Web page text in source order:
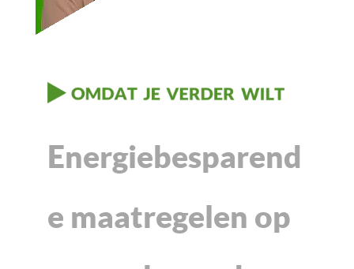
Energiebesparend
e maatregelen op